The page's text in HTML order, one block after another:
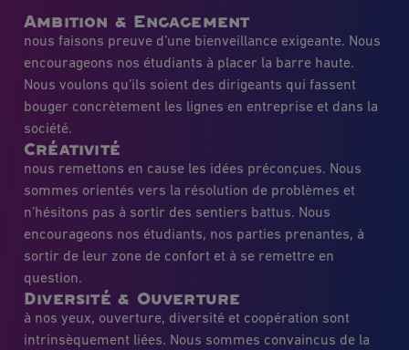
Ambition & Engagement
nous faisons preuve d’une bienveillance exigeante. Nous
encourageons nos étudiants à placer la barre haute.
Nous voulons qu’ils soient des dirigeants qui fassent
bouger concrètement les lignes en entreprise et dans la
société.
Créativité
nous remettons en cause les idées préconçues. Nous
sommes orientés vers la résolution de problèmes et
n’hésitons pas à sortir des sentiers battus. Nous
encourageons nos étudiants, nos parties prenantes, à
sortir de leur zone de confort et à se remettre en
question.
Diversité & Ouverture
à nos yeux, ouverture, diversité et coopération sont
intrinsèquement liées. Nous sommes convaincus de la